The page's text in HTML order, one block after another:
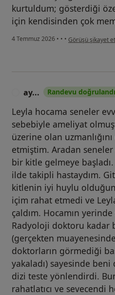
A13. Ozel L, Krand O, Ozel M.S, Toros AB, Sağıroğlu J,
Kara M, Erdoğdu E, Yiğit B,
and Emergency Surgery in
Patients. Renal Failure.
A14. Unal A, Sayharman SE, Ozel L, Unal E, Aka N, Titiz I,
surgical management: a 20-
A15. Ozel L, Unal A, Unal E, Kara M, Erdoğdu E, Krand
O, Güneş P, Karagül H,
Granulomatous mastitis: is
Diagnostic and therapeutic
42(8):729-33, 2012.
A16. Ozel L, Toros SZ, Unal E, Kara M, Eren PA,
Canbakan M, Kucuk M, Titiz
with atypical progress in a
DOÇENTLİK SONRASI
DERGİLERDE YAYINLANAN
A17. Ozel L, Sagiroglu J, Unal A, Unal E, Gunes P,
Baskent E, Aka N, Titiz MI,
endometriosis in the
kurtuldum; gösterdiği
için kendisinden çok
4 Temmuz 2026 • • • kullanıcının
Görüşü şikayet et
ay... Randevu doğrulandı
Leyla hocama seneler
sebebiyle ameliyat
üzerine olan
etmiştim. Aradan
bir kitle gelmeye
ilde takipli hastaydım.
kitlenin iyi huylu
içim rahat etmedi ve
çaldım. Hocamın
Radyoloji doktoru kadar
(gerçekten
doktorların görmediği
yakaladı) sayesinde
dizi teste yönlendirdi.
rahatlatıcı ve sevecendi